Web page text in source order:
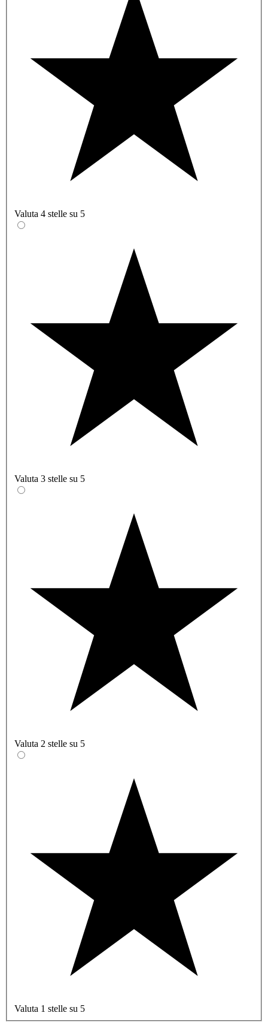
Valuta 4 stelle su 5
Valuta 3 stelle su 5
Valuta 2 stelle su 5
Valuta 1 stelle su 5